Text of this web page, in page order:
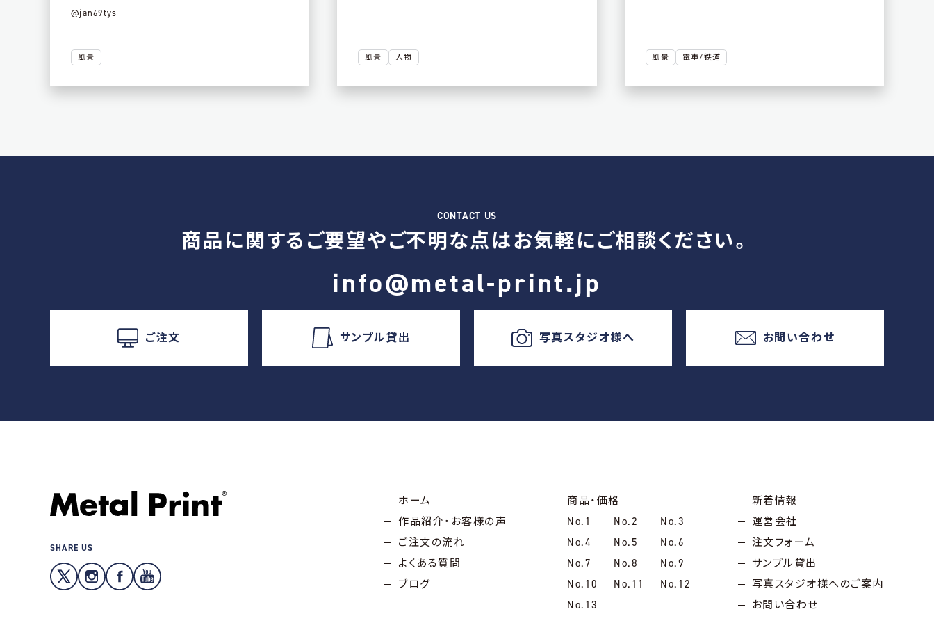
@jan69tys
風景 風景 人物 風景 電車/鉄道
商品に関するご要望やご不明な点はお気軽にご相談ください。
info@metal-print.jp
ご注文 サンプル貸出 写真スタジオ様へ お問い合わせ
ホーム
作品紹介・お客様の声
ご注文の流れ
よくある質問
ブログ
商品・価格
No.1
No.2
No.3
No.4
No.5
No.6
No.7
No.8
No.9
No.10
No.11
No.12
No.13
新着情報
運営会社
注文フォーム
サンプル貸出
写真スタジオ様へのご案内
お問い合わせ
SHARE US